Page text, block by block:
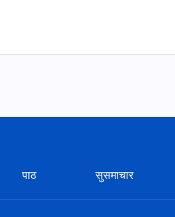
पाठ सुसमाचार